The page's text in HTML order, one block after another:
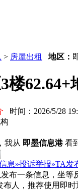
> 房屋出租 地区：
楼
时间：2026/5/28
我从 即墨信息港看
息»投诉举报»TA发
布一条信息，坐等
布人，推荐使用即